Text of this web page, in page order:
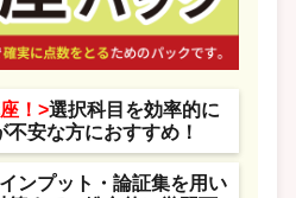
！>選択科目を効率的に
安な方におすすめ！
インプット・論証集を用い